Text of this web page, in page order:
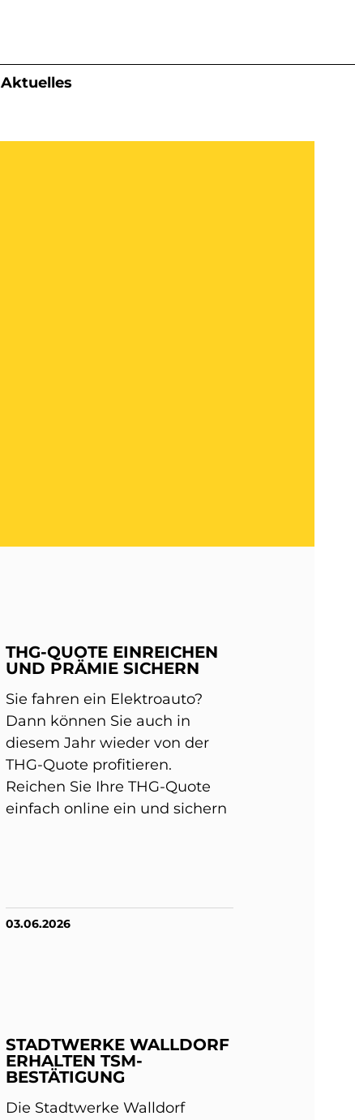
Aktuelles
THG-QUOTE EINREICHEN
UND PRÄMIE SICHERN
Sie fahren ein Elektroauto?
Dann können Sie auch in
diesem Jahr wieder von der
THG-Quote profitieren.
Reichen Sie Ihre THG-Quote
einfach online ein und sichern
03.06.2026
STADTWERKE WALLDORF
ERHALTEN TSM-
BESTÄTIGUNG
Die Stadtwerke Walldorf